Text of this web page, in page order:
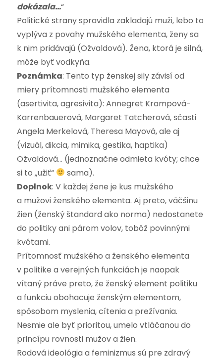
dokázala…“
Politické strany spravidla zakladajú muži, lebo to
vyplýva z povahy mužského elementa, ženy sa
k nim pridávajú (Ožvaldová). Žena, ktorá je silná,
môže byť vodkyňa.
Poznámka: Tento typ ženskej sily závisí od
miery prítomnosti mužského elementa
(asertivita, agresivita): Annegret Krampová-
Karrenbauerová, Margaret Tatcherová, sčasti
Angela Merkelová, Theresa Mayová, ale aj
(vizuál, dikcia, mimika, gestika, haptika)
Ožvaldová… (jednoznačne odmieta kvóty; chce
si to „užiť“
sama).
Doplnok: V každej žene je kus mužského
a mužovi ženského elementa. Aj preto, väčšinu
žien (ženský štandard ako norma) nedostanete
do politiky ani párom volov, tobôž povinnými
kvótami.
Prítomnosť mužského a ženského elementa
v politike a verejných funkciách je naopak
vítaný práve preto, že ženský element politiku
a funkciu obohacuje ženským elementom,
spôsobom myslenia, cítenia a prežívania.
Nesmie ale byť prioritou, umelo vtláčanou do
princípu rovnosti mužov a žien.
Rodová ideológia a feminizmus sú pre zdravý